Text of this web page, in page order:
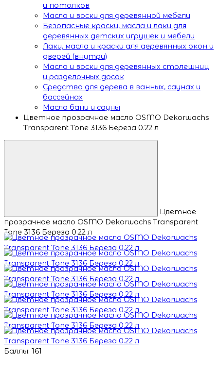
и потолков
Масла и воски для деревянной мебели
Безопасные краски, масла и лаки для
деревянных детских игрушек и мебели
Лаки, масла и краски для деревянных окон и
дверей (внутри)
Масла и воски для деревянных столешниц
и разделочных досок
Средства для дерева в ванных, саунах и
бассейнах
Масла бани и сауны
Цветное прозрачное масло OSMO Dekorwachs
Transparent Tone 3136 Береза 0.22 л
Цветное
прозрачное масло OSMO Dekorwachs Transparent
Tone 3136 Береза 0.22 л
Баллы: 161